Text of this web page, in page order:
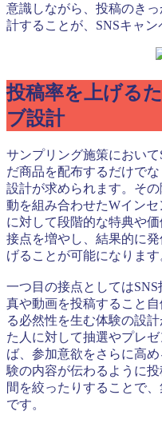
意識しながら、投稿のき
計することが、SNSキャン
投稿率を上げる
ブ設計
サンプリング施策におい
だ商品を配布するだけで
設計が求められます。そ
動を組み合わせたWイン
に対して段階的な特典や
接点を増やし、結果的に
げることが可能になります
一つ目の接点としては
真や動画を投稿すること
る必然性を生む体験の設
た人に対して抽選やプレ
ば、参加意欲をさらに高
験の内容が伝わるように
間を絞ったりすることで
です。